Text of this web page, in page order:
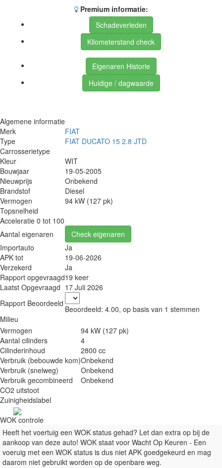
Premium informatie:
Schadeverleden
Kilometerstand check
Eigenaren Historie
Huidige / dagwaarde
Algemene informatie
Merk
FIAT
Type
FIAT DUCATO 15 2.8 JTD
Carrosserietype
Kleur
WIT
Bouwjaar
19-05-2005
Nieuwprijs
Onbekend
Brandstof
Diesel
Vermogen
94 kW (127 pk)
Topsnelheid
Acceleratie 0 tot 100
Aantal eigenaren
Check eigenaren
Importauto
Ja
APK tot
19-06-2026
Verzekerd
Ja
Rapport opgevraagd19 keer
Laatst Opgevraagd 17 Juli 2026
Rapport Beoordeeld
Beoordeeld: 4.00, op basis van 1 stemmen
Milieu
Vermogen
94 kW (127 pk)
Aantal cilinders
4
Cilinderinhoud
2800 cc
Verbruik (bebouwde kom)Onbekend
Verbruik (snelweg)
Onbekend
Verbruik gecombineerd
Onbekend
CO2 uitstoot
Zuinigheidslabel
WOK controle
Heeft het voertuig een WOK status gehad? Let dan extra op bij de
aankoop van deze auto! WOK staat voor Wacht Op Keuren - Een
voeruig met een WOK status is dus niet APK goedgekeurd en mag
daarom niet gebruikt worden op de openbare weg.